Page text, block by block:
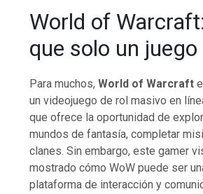
World of
que solo un juego
Para muchos,World of Warcraft
un videojuego de rol masivo en
que ofrece la oportunidad de
mundos de fantasía, completar
clanes. Sin embargo, este gamer
mostrado cómo WoW puede ser
plataforma de interacción y